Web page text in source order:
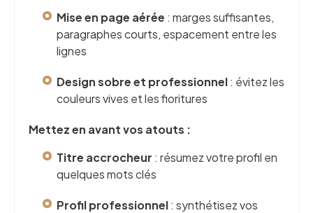
Mise en page aérée : marges suffisantes,
paragraphes courts, espacement entre les
lignes
Design sobre et professionnel: évitez les
couleurs vives et les fioritures
Mettez en avant vos atouts :
Titre accrocheur : résumez votre profil en
quelques mots clés
Profil professionnel: synthétisez vos